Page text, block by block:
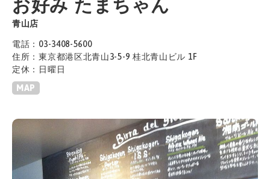
お好み たまちゃん
青山店
電話：03-3408-5600
住所：東京都港区北青山3-5-9 桂北青山ビル 1F
定休：日曜日
MAP